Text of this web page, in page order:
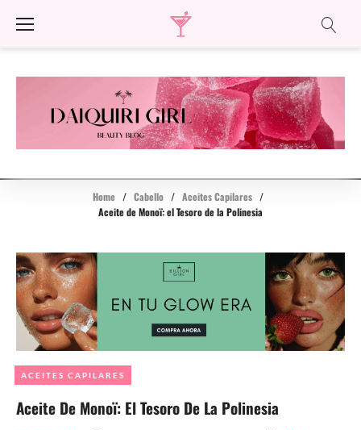
Home / Cabello / Aceites Capilares /
Aceite de Monoï: el Tesoro de la Polinesia
Aceite De Monoï: El Tesoro De La Polinesia
ACEITES CAPILARES